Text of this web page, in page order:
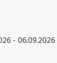
- 06.09.2026